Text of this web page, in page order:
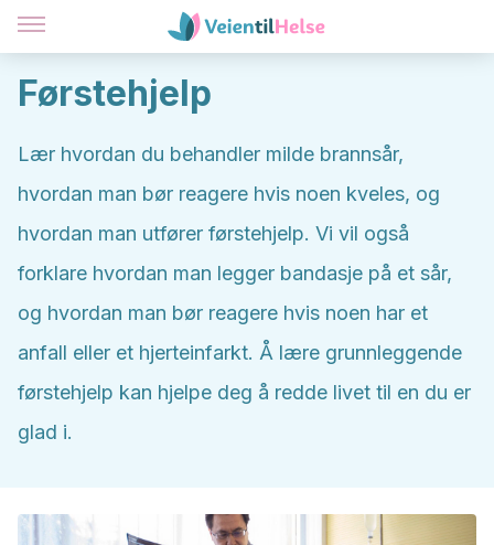
Førstehjelp
Lær hvordan du behandler milde brannsår,
hvordan man bør reagere hvis noen kveles, og
hvordan man utfører førstehjelp. Vi vil også
forklare hvordan man legger bandasje på et sår,
og hvordan man bør reagere hvis noen har et
anfall eller et hjerteinfarkt. Å lære grunnleggende
førstehjelp kan hjelpe deg å redde livet til en du er
glad i.